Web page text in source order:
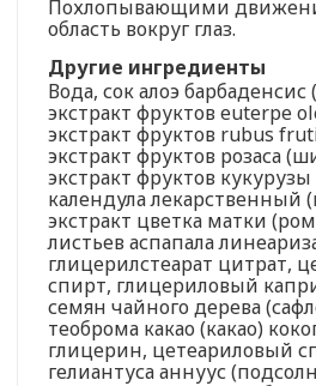
Похлопывающими
область вокруг глаз.
Другие ингредиенты
Вода, сок алоэ барбаденсис
экстракт фруктов euterpe
экстракт фруктов rubus
экстракт фруктов розаса
экстракт фруктов кукурузы
календула лекарственный
экстракт цветка матки
листьев аспапала
глицерилстеарат цитрат,
спирт, глицериловый
семян чайного дерева
теоброма какао (какао)
глицерин, цетеариловый
гелиантуса аннуус